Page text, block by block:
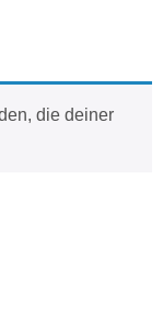
die deiner